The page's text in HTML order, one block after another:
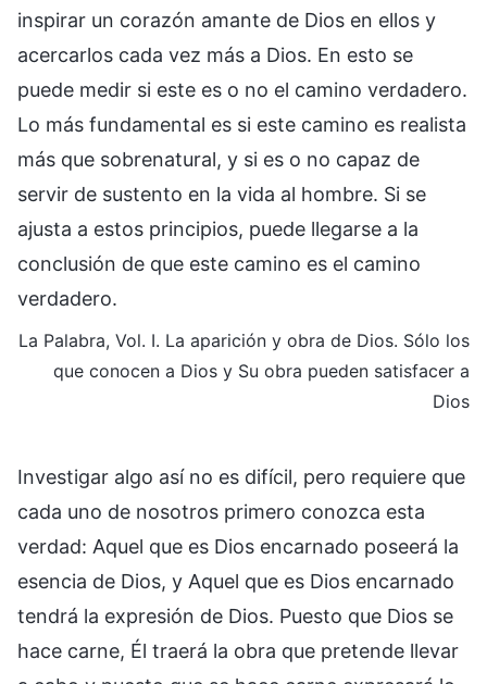
inspirar un corazón amante de Dios en ellos y
acercarlos cada vez más a Dios. En esto se
puede medir si este es o no el camino verdadero.
Lo más fundamental es si este camino es realista
más que sobrenatural, y si es o no capaz de
servir de sustento en la vida al hombre. Si se
ajusta a estos principios, puede llegarse a la
conclusión de que este camino es el camino
verdadero.
La Palabra, Vol. I. La aparición y obra de Dios. Sólo los
que conocen a Dios y Su obra pueden satisfacer a
Dios
Investigar algo así no es difícil, pero requiere que
cada uno de nosotros primero conozca esta
verdad: Aquel que es Dios encarnado poseerá la
esencia de Dios, y Aquel que es Dios encarnado
tendrá la expresión de Dios. Puesto que Dios se
hace carne, Él traerá la obra que pretende llevar